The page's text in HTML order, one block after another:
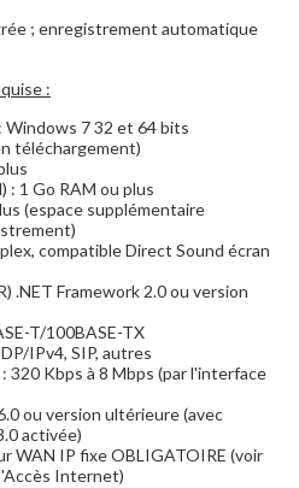
; enregistrement automatique
:
7 32 et 64 bits
téléchargement)
: 1 Go RAM ou plus
(espace supplémentaire
compatible Direct Sound écran
.NET Framework 2.0 ou version
T/100BASE-TX
IPv4, SIP, autres
320 Kbps à 8 Mbps (par l'interface
ou version ultérieure (avec
activée)
WAN IP fixe OBLIGATOIRE (voir
Internet)